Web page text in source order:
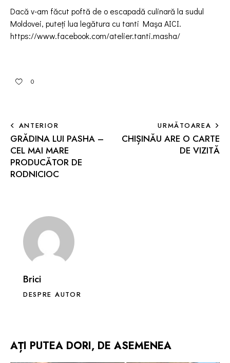
Dacă v-am făcut poftă de o escapadă culinară la sudul
Moldovei, puteți lua legătura cu tanti Mașa AICI.
https://www.facebook.com/atelier.tanti.masha/
0
ANTERIOR
GRĂDINA LUI PASHA –
CEL MAI MARE
PRODUCĂTOR DE
RODNICIOC
URMĂTOAREA
CHIȘINĂU ARE O CARTE
DE VIZITĂ
Brici
DESPRE AUTOR
AȚI PUTEA DORI, DE ASEMENEA